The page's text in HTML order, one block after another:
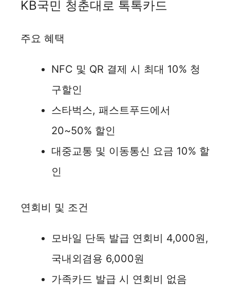
KB국민 청춘대로 톡톡카드
주요 혜택
NFC 및 QR 결제 시 최대 10% 청
구할인
스타벅스, 패스트푸드에서
20~50% 할인
대중교통 및 이동통신 요금 10% 할
인
연회비 및 조건
모바일 단독 발급 연회비 4,000원,
국내외겸용 6,000원
가족카드 발급 시 연회비 없음